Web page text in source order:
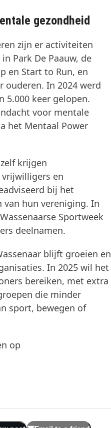
gezondheid
zijn er activiteiten
Park De Paauw, de
en Start to Run, en
ouderen. In 2024 werd
5.000 keer gelopen.
voor mentale
het Mentaal Power
krijgen
en
bij het
hun vereniging. In
Sportweek
deelnamen.
blijft groeien en
In 2025 wil het
bereiken, met extra
die minder
sport, bewegen of
op